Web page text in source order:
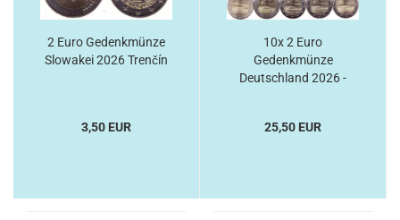
2 Euro Gedenkmünze
Slowakei 2026 Trenčín
3,50 EUR
10x 2 Euro
Gedenkmünze
Deutschland 2026 -
25,50 EUR